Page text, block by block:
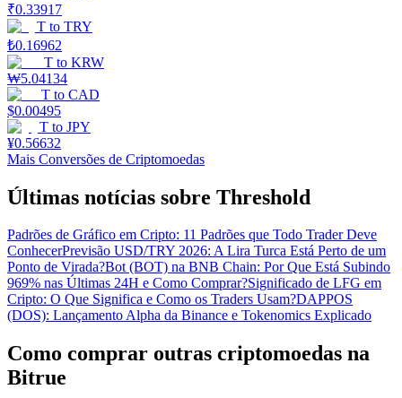
₹0.33917
T to TRY
₺0.16962
T to KRW
₩5.04134
T to CAD
$0.00495
T to JPY
¥0.56632
Mais Conversões de Criptomoedas
Últimas notícias sobre Threshold
Padrões de Gráfico em Cripto: 11 Padrões que Todo Trader Deve
ConhecerPrevisão USD/TRY 2026: A Lira Turca Está Perto de um
Ponto de Virada?Bot (BOT) na BNB Chain: Por Que Está Subindo
969% nas Últimas 24H e Como Comprar?Significado de LFG em
Cripto: O Que Significa e Como os Traders Usam?DAPPOS
(DOS): Lançamento Alpha da Binance e Tokenomics Explicado
Como comprar outras criptomoedas na
Bitrue